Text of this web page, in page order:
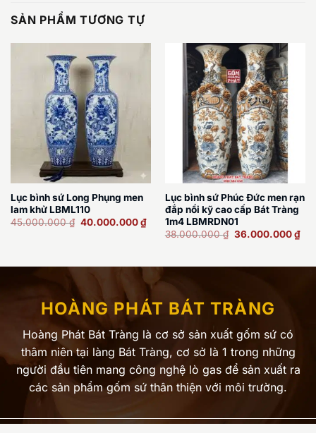
SẢN PHẨM TƯƠNG TỰ
Lục bình sứ Long Phụng men
lam khử LBML110
45.000.000₫ Giá
40.000.000₫Giá
hiện
Lục bình sứ Phúc Đức men rạn
đắp nổi kỹ cao cấp Bát Tràng
1m4 LBMRDN01
38.000.000₫ Giá
36.000.000₫Giá
HOÀNG PHÁT BÁT TRÀNG
Hoàng Phát Bát Tràng là cơ sở sản xuất gốm sứ có
thâm niên tại làng Bát Tràng, cơ sở là 1 trong những
người đầu tiên mang công nghệ lò gas để sản xuất ra
các sản phẩm gốm sứ thân thiện với môi trường.